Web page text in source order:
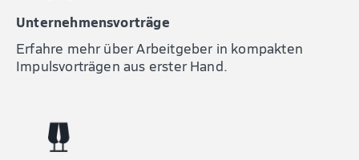
Unternehmensvorträge
Erfahre mehr über Arbeitgeber in kompakten
Impulsvorträgen aus erster Hand.